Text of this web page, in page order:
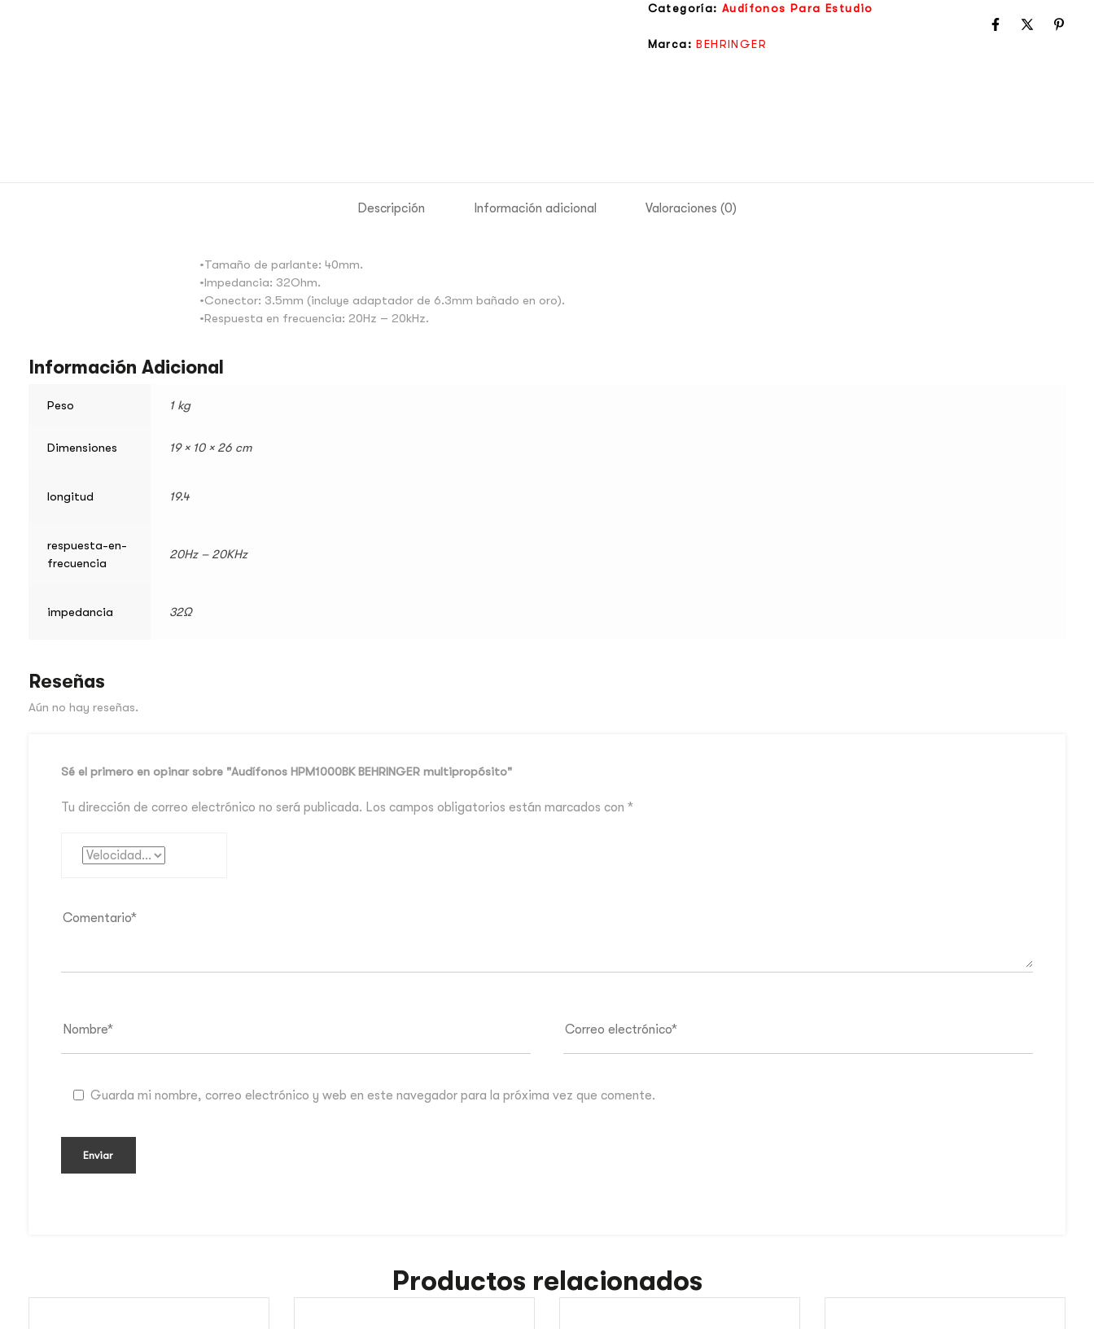
Categoría:Audífonos Para Estudio
Marca:BEHRINGER
Descripción Información adicional Valoraciones (0)
•Tamaño de parlante: 40mm.
•Impedancia: 32Ohm.
•Conector: 3.5mm (incluye adaptador de 6.3mm bañado en oro).
•Respuesta en frecuencia: 20Hz – 20kHz.
Información Adicional
Peso 1 kg
Dimensiones 19 × 10 × 26 cm
longitud 19.4
respuesta-en-
frecuencia
20Hz – 20KHz
impedancia 32Ω
Reseñas
Aún no hay reseñas.
Sé el primero en opinar sobre "Audífonos HPM1000BK BEHRINGER multipropósito"
Tu dirección de correo electrónico no será publicada. Los campos obligatorios están marcados con *
Guarda mi nombre, correo electrónico y web en este navegador para la próxima vez que comente.
Productos relacionados